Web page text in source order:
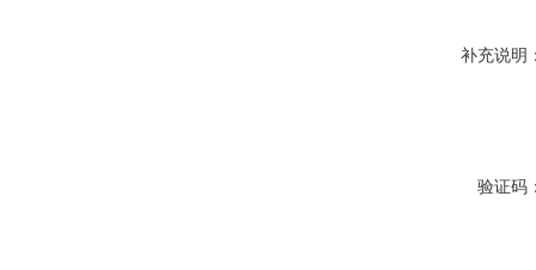
补充说明
验证码